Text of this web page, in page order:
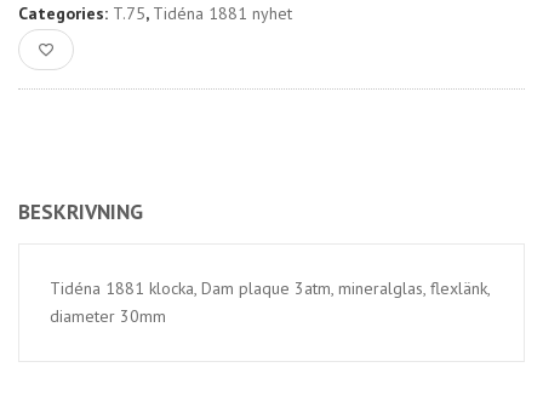
Categories: T.75, Tidéna 1881 nyhet
BESKRIVNING
Tidéna 1881 klocka, Dam plaque 3atm, mineralglas, flexlänk,
diameter 30mm